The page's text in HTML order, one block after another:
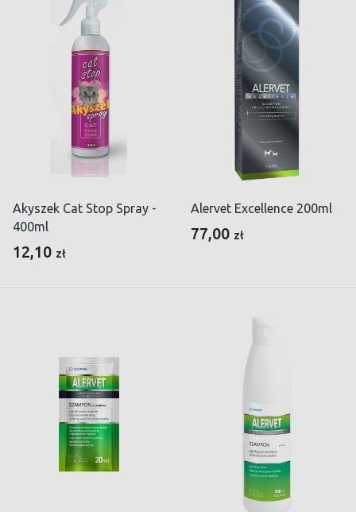
Akyszek Cat Stop Spray -
400ml
12,10 zł
Alervet Excellence 200ml
77,00 zł